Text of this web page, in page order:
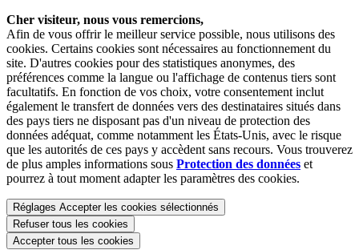
Cher visiteur, nous vous remercions,
Afin de vous offrir le meilleur service possible, nous utilisons des
cookies. Certains cookies sont nécessaires au fonctionnement du
site. D'autres cookies pour des statistiques anonymes, des
préférences comme la langue ou l'affichage de contenus tiers sont
facultatifs. En fonction de vos choix, votre consentement inclut
également le transfert de données vers des destinataires situés dans
des pays tiers ne disposant pas d'un niveau de protection des
données adéquat, comme notamment les États-Unis, avec le risque
que les autorités de ces pays y accèdent sans recours. Vous trouverez
de plus amples informations sous Protection des données et
pourrez à tout moment adapter les paramètres des cookies.
Réglages Accepter les cookies sélectionnés
Refuser tous les cookies
Accepter tous les cookies